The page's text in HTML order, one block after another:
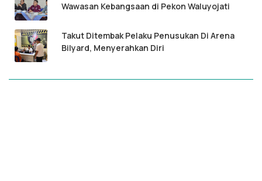
Wawasan Kebangsaan di Pekon Waluyojati
Takut Ditembak Pelaku Penusukan Di Arena
Bilyard, Menyerahkan Diri